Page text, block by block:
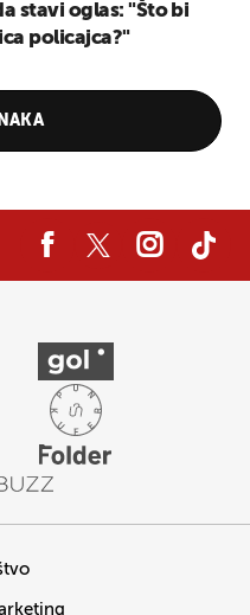
stavi oglas: "Što bi
policajca?"